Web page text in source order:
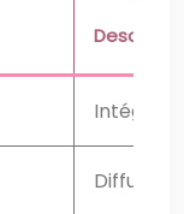
Diffuser